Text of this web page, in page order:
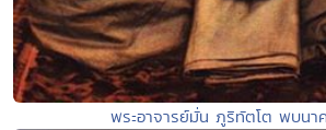
พระอาจารย์มั่น ภูริทัตโต พบนา